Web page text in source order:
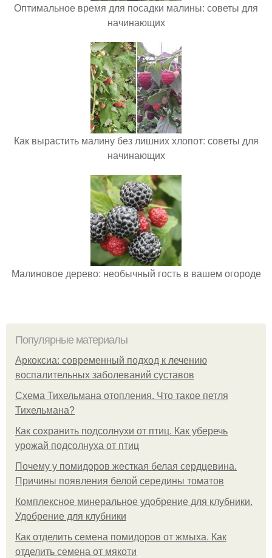
Оптимальное время для посадки малины: советы для
начинающих
Как вырастить малину без лишних хлопот: советы для
начинающих
Малиновое дерево: необычный гость в вашем огороде
Популярные материалы
Аркоксиа: современный подход к лечению
воспалительных заболеваний суставов
Схема Тихельмана отопления. Что такое петля
Тихельмана?
Как сохранить подсолнухи от птиц. Как уберечь
урожай подсолнуха от птиц
Почему у помидоров жесткая белая сердцевина.
Причины появления белой середины томатов
Комплексное минеральное удобрение для клубники.
Удобрение для клубники
Как отделить семена помидоров от жмыха. Как
отделить семена от мякоти